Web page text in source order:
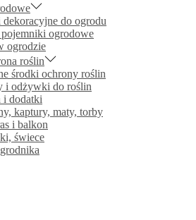
do ogrodu
ogrodowe
ogrodzie
roślin
środki ochrony roślin
i odżywki do roślin
i dodatki
kaptury, maty, torby
i balkon
świece